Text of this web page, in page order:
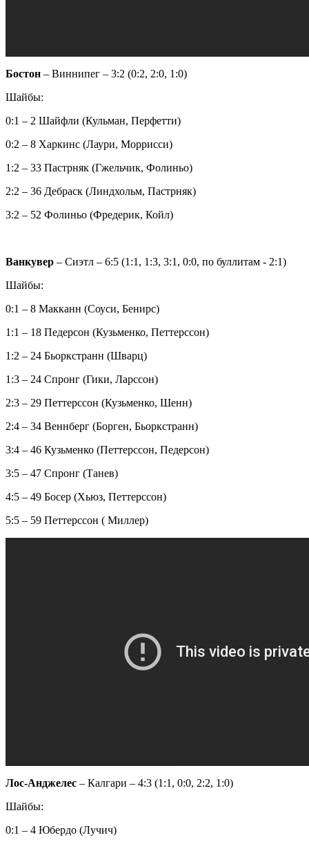
Бостон – Виннипег – 3:2 (0:2, 2:0, 1:0)
Шайбы:
0:1 – 2 Шайфли (Кульман, Перфетти)
0:2 – 8 Харкинс (Лаури, Моррисси)
1:2 – 33 Пастрняк (Гжельчик, Фолиньо)
2:2 – 36 Дебраск (Линдхольм, Пастрняк)
3:2 – 52 Фолиньо (Фредерик, Койл)
Ванкувер – Сиэтл – 6:5 (1:1, 1:3, 3:1, 0:0, по буллитам - 2:1)
Шайбы:
0:1 – 8 Макканн (Соуси, Бенирс)
1:1 – 18 Педерсон (Кузьменко, Петтерссон)
1:2 – 24 Бьоркстранн (Шварц)
1:3 – 24 Спронг (Гики, Ларссон)
2:3 – 29 Петтерссон (Кузьменко, Шенн)
2:4 – 34 Веннберг (Борген, Бьоркстранн)
3:4 – 46 Кузьменко (Петтерссон, Педерсон)
3:5 – 47 Спронг (Танев)
4:5 – 49 Босер (Хьюз, Петтерссон)
5:5 – 59 Петтерссон ( Миллер)
Лос-Анджелес – Калгари – 4:3 (1:1, 0:0, 2:2, 1:0)
Шайбы:
0:1 – 4 Юбердо (Лучич)